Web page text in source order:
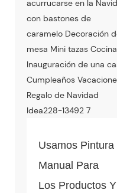
Usamos Pintura
Manual Para
Los Productos Y